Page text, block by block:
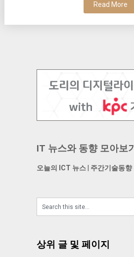
Read More
IT 뉴스와 동향 모아보기
오늘의 ICT 뉴스| 주간기술동향
상위 글 및 페이지